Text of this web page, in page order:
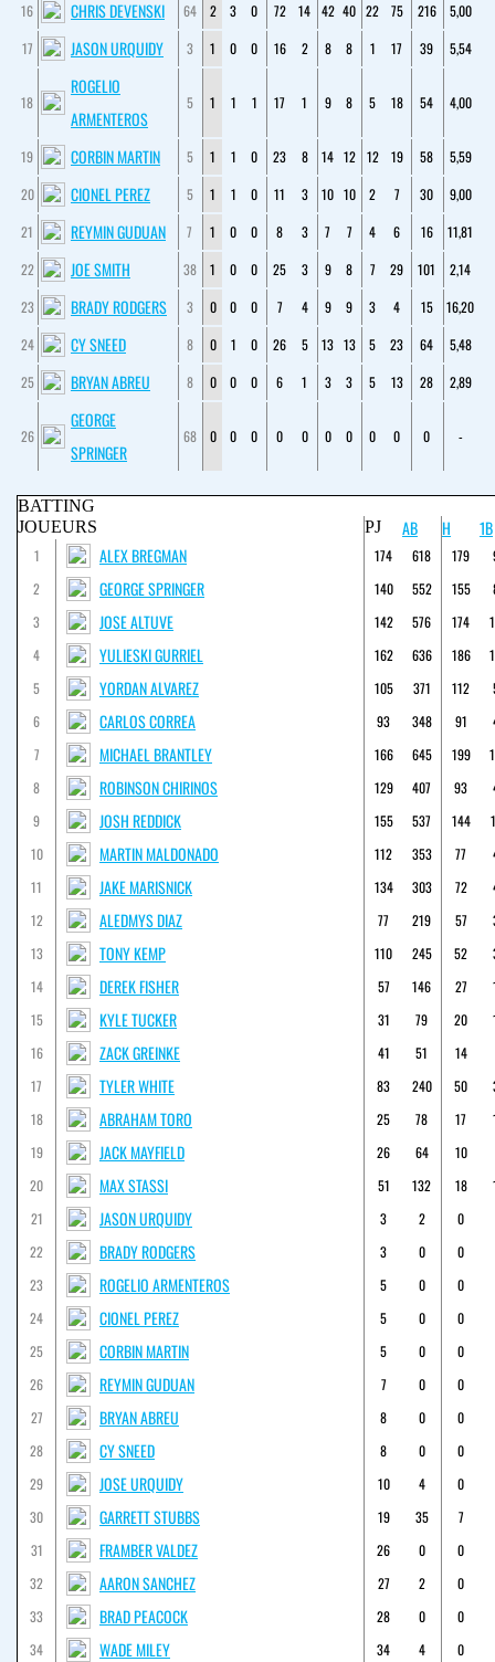
16 CHRIS DEVENSKI 64 2 3 0 72 14 42 40 22 75 216
5,00
17
JASON URQUIDY 3 1 0 0 16 2 8 8 1 17 39 5,54
18
ROGELIO
ARMENTEROS
5 1 1 1 17 1 9 8 5 18 54 4,00
19 CORBIN MARTIN 5 1 1 0 23 8 14 12 12 19 58
5,59
20
CIONEL PEREZ 5 1 1 0 11 3 10 10 2 7 30
9,00
21
REYMIN GUDUAN 7 1 0 0 8 3 7 7 4 6 16
11,81
22
JOE SMITH 38 1 0 0 25 3 9 8 7 29 101
2,14
23
BRADY RODGERS 3 0 0 0 7 4 9 9 3 4 15
16,20
24
CY SNEED 8 0 1 0 26 5 13 13 5 23 64
5,48
25
BRYAN ABREU 8 0 0 0 6 1 3 3 5 13 28 2,89
26
GEORGE
SPRINGER
68 0 0 0 0 0 0 0 0 0 0 -
BATTING
JOUEURS
PJ AB H 1B
1 ALEX BREGMAN 174 618 179
2
GEORGE SPRINGER 140 552 155
3
JOSE ALTUVE 142 576 174
4
YULIESKI GURRIEL 162 636 186
5
YORDAN ALVAREZ 105 371 112
6
CARLOS CORREA 93 348 91
7
MICHAEL BRANTLEY 166 645 199
8
ROBINSON CHIRINOS 129 407 93
9
JOSH REDDICK 155 537 144
10
MARTIN MALDONADO 112 353 77
11
JAKE MARISNICK 134 303 72
12
ALEDMYS DIAZ 77 219 57
13
TONY KEMP 110 245 52
14
DEREK FISHER 57 146 27
15
KYLE TUCKER 31 79 20
16
ZACK GREINKE 41 51
14
17
TYLER WHITE 83 240 50
18
ABRAHAM TORO 25 78 17
19
JACK MAYFIELD 26 64
10
20
MAX STASSI 51 132 18
21
JASON URQUIDY 3 2
0
22
BRADY RODGERS 3 0
0
23
ROGELIO ARMENTEROS 5 0
0
24
CIONEL PEREZ 5 0
0
25
CORBIN MARTIN 5 0
0
26
REYMIN GUDUAN 7 0
0
27
BRYAN ABREU 8 0
0
28
CY SNEED 8 0
0
29
JOSE URQUIDY 10 4
0
30
GARRETT STUBBS 19 35
7
31
FRAMBER VALDEZ 26 0
0
32
AARON SANCHEZ 27 2
0
33
BRAD PEACOCK 28 0
0
34
WADE MILEY 34 4
0